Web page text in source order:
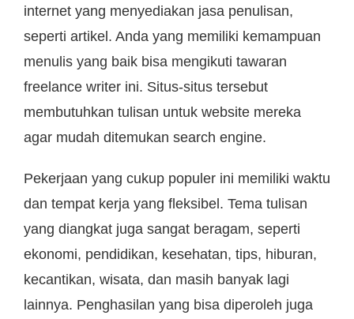
internet yang menyediakan jasa penulisan,
seperti artikel. Anda yang memiliki kemampuan
menulis yang baik bisa mengikuti tawaran
freelance writer ini. Situs-situs tersebut
membutuhkan tulisan untuk website mereka
agar mudah ditemukan search engine.
Pekerjaan yang cukup populer ini memiliki waktu
dan tempat kerja yang fleksibel. Tema tulisan
yang diangkat juga sangat beragam, seperti
ekonomi, pendidikan, kesehatan, tips, hiburan,
kecantikan, wisata, dan masih banyak lagi
lainnya. Penghasilan yang bisa diperoleh juga